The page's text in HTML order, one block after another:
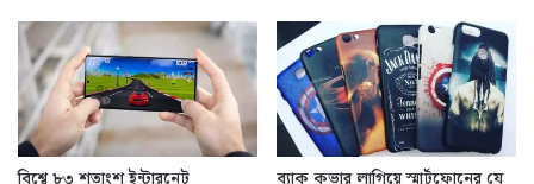
বিশ্বে ৮৩ শতাংশ ইন্টারনেট
ব্যাক কভার লাগিয়ে স্মার্টফোনের যে